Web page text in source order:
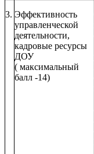
3. Эффективность
управленческой
деятельности,
кадровые ресурсы
ДОУ
( максимальный
балл -14)